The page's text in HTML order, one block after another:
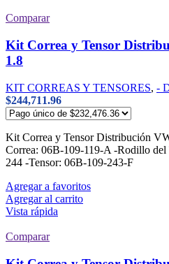
Comparar
Kit Correa y Tensor
1.8
KIT CORREAS Y TENSORES, -
$244,711.96
Kit Correa y Tensor Distribución
Correa: 06B-109-119-A -Rodillo
244 -Tensor: 06B-109-243-F
Agregar a favoritos
Agregar al carrito
Vista rápida
Comparar